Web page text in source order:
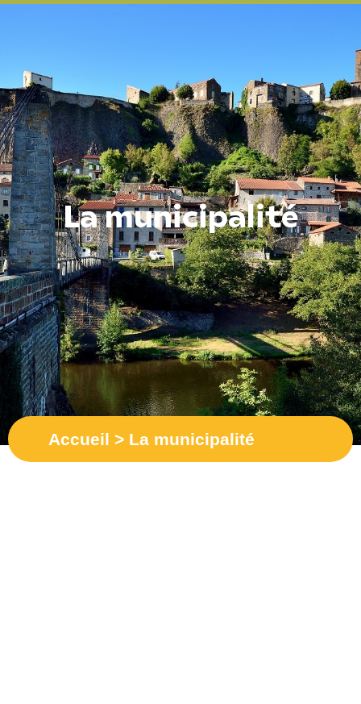
La municipalité
Accueil > La municipalité